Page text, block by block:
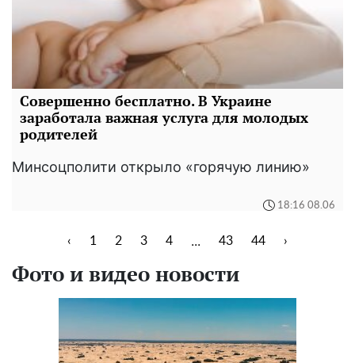
Совершенно бесплатно. В Украине
заработала важная услуга для молодых
родителей
Минсоцполити открыло «горячую линию»
18:16 08.06
‹ 1 2 3 4 ... 43 44 ›
Фото и видео новости